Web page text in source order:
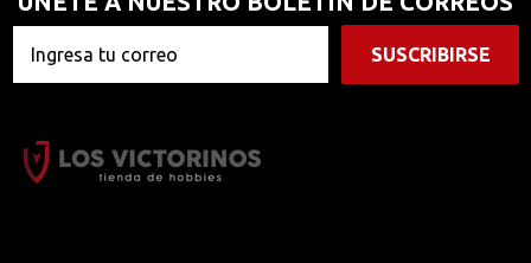
SUSCRIBIRSE